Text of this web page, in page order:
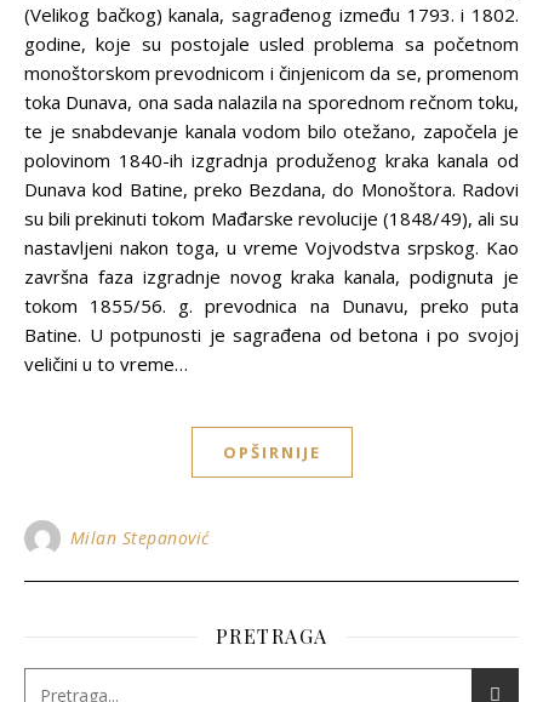
(Velikog bačkog) kanala, sagrađenog između 1793. i 1802.
godine, koje su postojale usled problema sa početnom
monoštorskom prevodnicom i činjenicom da se, promenom
toka Dunava, ona sada nalazila na sporednom rečnom toku,
te je snabdevanje kanala vodom bilo otežano, započela je
polovinom 1840-ih izgradnja produženog kraka kanala od
Dunava kod Batine, preko Bezdana, do Monoštora. Radovi
su bili prekinuti tokom Mađarske revolucije (1848/49), ali su
nastavljeni nakon toga, u vreme Vojvodstva srpskog. Kao
završna faza izgradnje novog kraka kanala, podignuta je
tokom 1855/56. g. prevodnica na Dunavu, preko puta
Batine. U potpunosti je sagrađena od betona i po svojoj
veličini u to vreme…
OPŠIRNIJE
Milan Stepanović
PRETRAGA